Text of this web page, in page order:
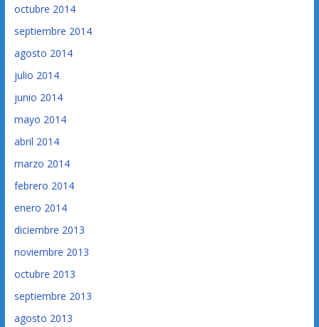
octubre 2014
septiembre 2014
agosto 2014
julio 2014
junio 2014
mayo 2014
abril 2014
marzo 2014
febrero 2014
enero 2014
diciembre 2013
noviembre 2013
octubre 2013
septiembre 2013
agosto 2013